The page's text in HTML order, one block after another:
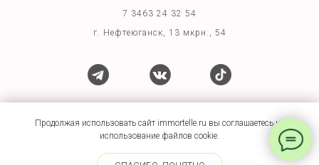
Продолжая использовать сайт immortelle.ru вы соглашаетесь на
использование файлов cookie.
Immortellenf@yandex.ru
7 3463 24 32 54
г. Нефтеюганск, 13 мкрн., 54